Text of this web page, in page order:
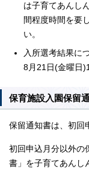
は子育てあんし
間程度時間を要
い。
入所選考結果に
8月21日(金曜日
保育施設入園保留
保留通知書は、初回
初回申込月分以外の
書」を子育てあんし